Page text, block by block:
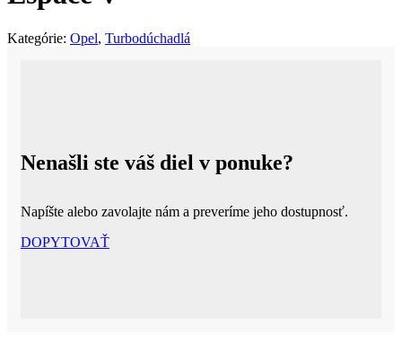
Kategórie: Opel, Turbodúchadlá
Nenašli ste váš diel v ponuke?
Napíšte alebo zavolajte nám a preveríme jeho dostupnosť.
DOPYTOVAŤ